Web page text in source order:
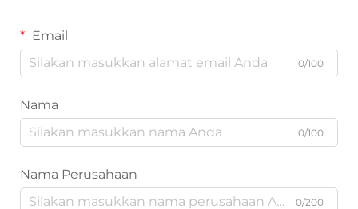
Email
0/100
Nama
0/100
Nama Perusahaan
0/200